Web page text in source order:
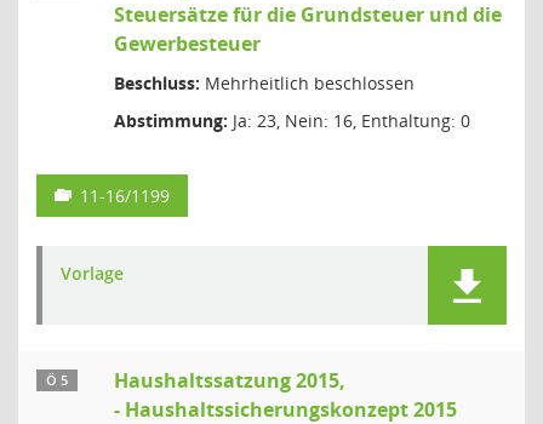
Steuersätze für die Grundsteuer und die
Gewerbesteuer
Beschluss: Mehrheitlich beschlossen
Abstimmung: Ja: 23, Nein: 16, Enthaltung: 0
11-16/1199
Vorlage
Ö 5
Haushaltssatzung 2015,
- Haushaltssicherungskonzept 2015